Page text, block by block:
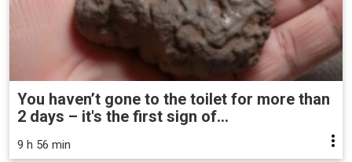
You haven’t gone to the toilet for more than
2 days – it's the first sign of...
9 h 56 min